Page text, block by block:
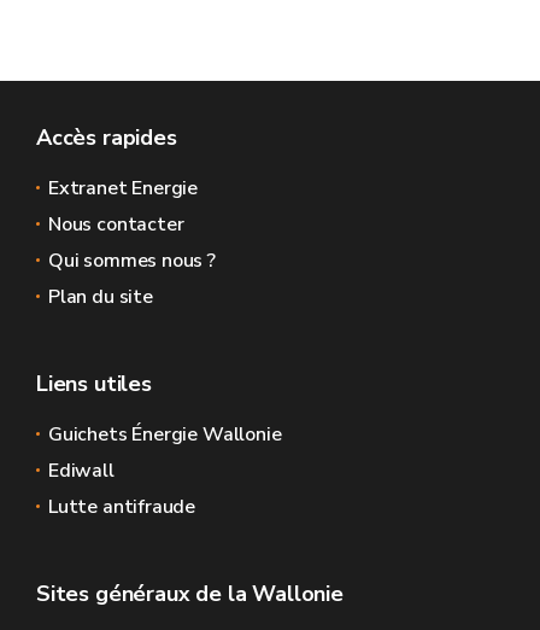
Accès rapides
Extranet Energie
Nous contacter
Qui sommes nous ?
Plan du site
Liens utiles
Guichets Énergie Wallonie
Ediwall
Lutte antifraude
Sites généraux de la Wallonie